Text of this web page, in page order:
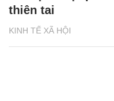
KINH TẾ XÃ HỘI
thiên tai